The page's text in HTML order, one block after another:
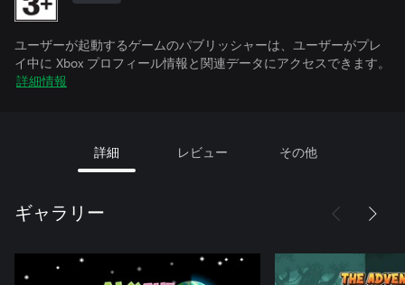
ユーザーが起動するゲームのパブリッシャーは、ユーザーがプレ
イ中に Xbox プロフィール情報と関連データにアクセスできます。
詳細情報
詳細 レビュー その他
ギャラリー